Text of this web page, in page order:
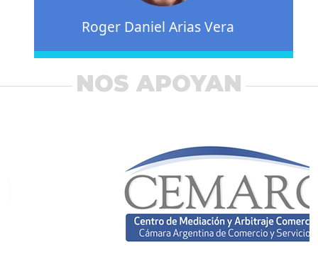
Roger Daniel Arias Vera
NOS APOYAN